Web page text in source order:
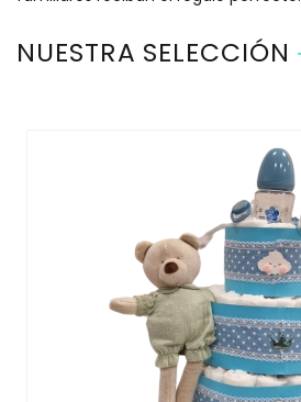
NUESTRA SELECCIÓN